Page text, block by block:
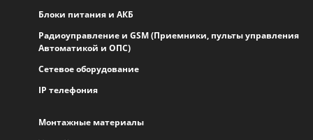
Блоки питания и АКБ
Радиоуправление и GSM (Приемники, пульты управления
Автоматикой и ОПС)
Сетевое оборудование
IP телефония
Монтажные материалы